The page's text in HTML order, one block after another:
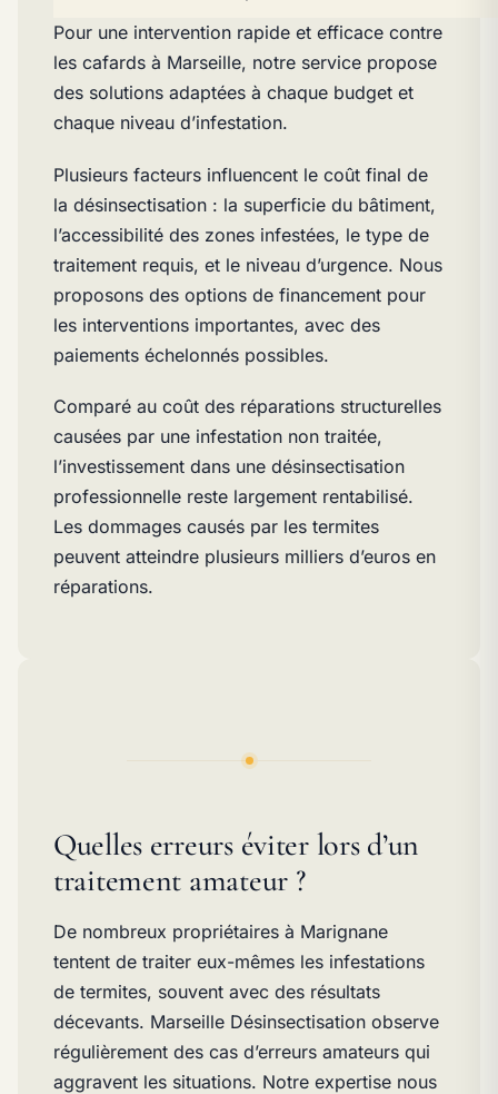
Pour une intervention rapide et efficace contre
les cafards à Marseille, notre service propose
des solutions adaptées à chaque budget et
chaque niveau d’infestation.
Plusieurs facteurs influencent le coût final de
la désinsectisation : la superficie du bâtiment,
l’accessibilité des zones infestées, le type de
traitement requis, et le niveau d’urgence. Nous
proposons des options de financement pour
les interventions importantes, avec des
paiements échelonnés possibles.
Comparé au coût des réparations structurelles
causées par une infestation non traitée,
l’investissement dans une désinsectisation
professionnelle reste largement rentabilisé.
Les dommages causés par les termites
peuvent atteindre plusieurs milliers d’euros en
réparations.
Quelles erreurs éviter lors d’un
traitement amateur ?
De nombreux propriétaires à Marignane
tentent de traiter eux-mêmes les infestations
de termites, souvent avec des résultats
décevants. Marseille Désinsectisation observe
régulièrement des cas d’erreurs amateurs qui
aggravent les situations. Notre expertise nous